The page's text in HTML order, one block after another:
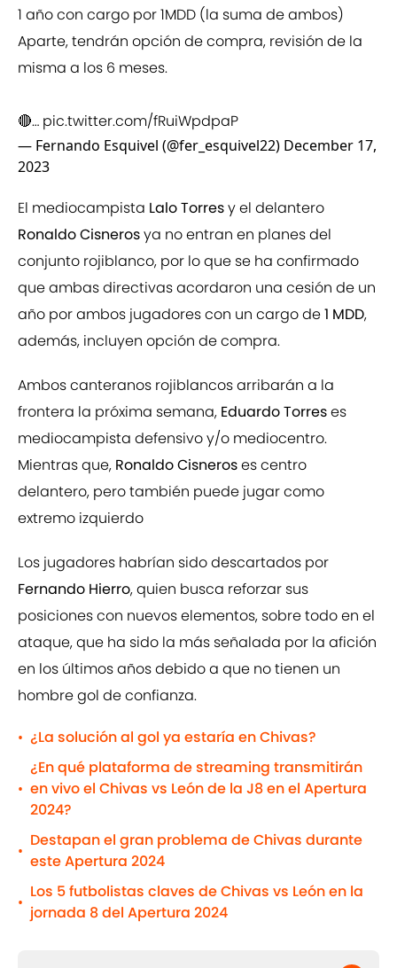
1 año con cargo por 1MDD (la suma de ambos)
Aparte, tendrán opción de compra, revisión de la
misma a los 6 meses.
🔴… pic.twitter.com/fRuiWpdpaP
— Fernando Esquivel (@fer_esquivel22) December 17,
2023
El mediocampista Lalo Torresy el delantero
Ronaldo Cisnerosya no entran en planes del
conjunto rojiblanco, por lo que se ha confirmado
que ambas directivas acordaron una cesión de un
año por ambos jugadores con un cargo de1 MDD,
además, incluyen opción de compra.
Ambos canteranos rojiblancos arribarán a la
frontera la próxima semana, Eduardo Torreses
mediocampista defensivo y/o mediocentro.
Mientras que, Ronaldo Cisneroses centro
delantero, pero también puede jugar como
extremo izquierdo
Los jugadores habrían sido descartados por
Fernando Hierro, quien busca reforzar sus
posiciones con nuevos elementos, sobre todo en el
ataque, que ha sido la más señalada por la afición
en los últimos años debido a que no tienen un
hombre gol de confianza.
• ¿La solución al gol ya estaría en Chivas?
•
¿En qué plataforma de streaming transmitirán
en vivo el Chivas vs León de la J8 en el Apertura
2024?
•
Destapan el gran problema de Chivas durante
este Apertura 2024
•
Los 5 futbolistas claves de Chivas vs León en la
jornada 8 del Apertura 2024